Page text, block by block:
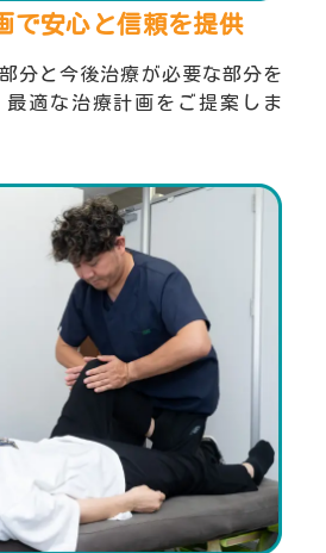
で安心と信頼を提供
分と今後治療が必要な部分を
最適な治療計画をご提案しま